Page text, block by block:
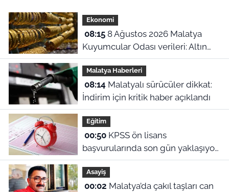
Ekonomi
08:158 Ağustos 2026 Malatya
Kuyumcular Odası verileri: Altın
fiyatlarında tırmanış sürüyor
Malatya Haberleri
08:14
İndirim için kritik haber açıklandı
Eğitim
00:50KPSS ön lisans
başvurularında son gün yaklaşıyor:
2026 başvuru tarihleri ve sınav
ücreti ne?
Asayiş
00:02